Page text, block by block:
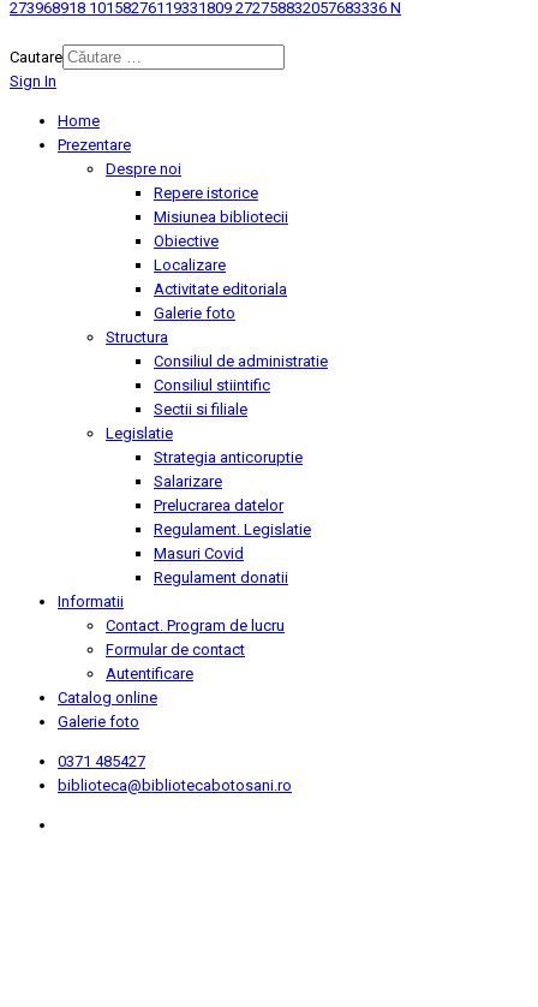
273968918 10158276119331809 272758832057683336 N
Cautare
Sign In
Home
Prezentare
Despre noi
Repere istorice
Misiunea bibliotecii
Obiective
Localizare
Activitate editoriala
Galerie foto
Structura
Consiliul de administratie
Consiliul stiintific
Sectii si filiale
Legislatie
Strategia anticoruptie
Salarizare
Prelucrarea datelor
Regulament. Legislatie
Masuri Covid
Regulament donatii
Informatii
Contact. Program de lucru
Formular de contact
Autentificare
Catalog online
Galerie foto
0371 485427
biblioteca@bibliotecabotosani.ro